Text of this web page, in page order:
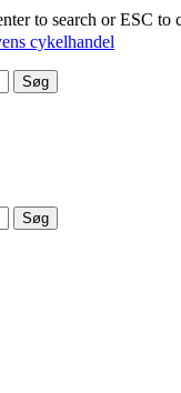
to search or ESC to
Søg
Søg